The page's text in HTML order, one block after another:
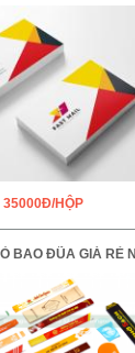
35000Đ/HỘP
BAO ĐŨA GIÁ RẺ